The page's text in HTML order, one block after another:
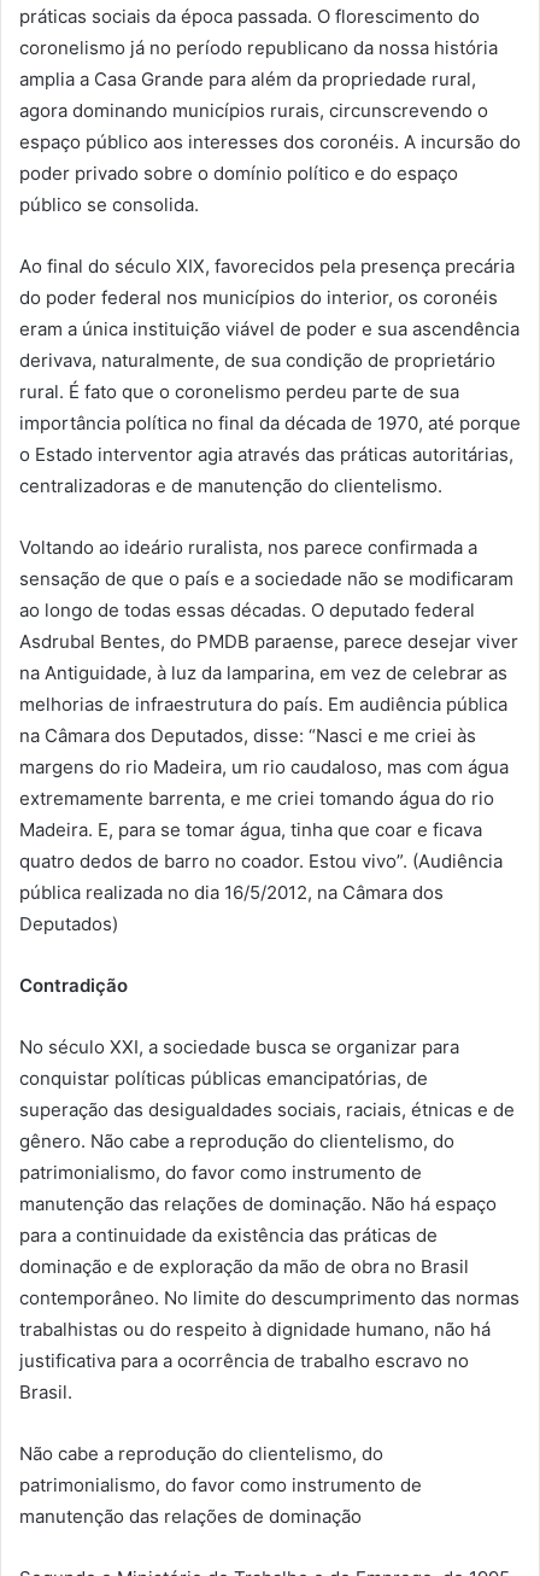
práticas sociais da época passada. O florescimento do
coronelismo já no período republicano da nossa história
amplia a Casa Grande para além da propriedade rural,
agora dominando municípios rurais, circunscrevendo o
espaço público aos interesses dos coronéis. A incursão do
poder privado sobre o domínio político e do espaço
público se consolida.
Ao final do século XIX, favorecidos pela presença precária
do poder federal nos municípios do interior, os coronéis
eram a única instituição viável de poder e sua ascendência
derivava, naturalmente, de sua condição de proprietário
rural. É fato que o coronelismo perdeu parte de sua
importância política no final da década de 1970, até porque
o Estado interventor agia através das práticas autoritárias,
centralizadoras e de manutenção do clientelismo.
Voltando ao ideário ruralista, nos parece confirmada a
sensação de que o país e a sociedade não se modificaram
ao longo de todas essas décadas. O deputado federal
Asdrubal Bentes, do PMDB paraense, parece desejar viver
na Antiguidade, à luz da lamparina, em vez de celebrar as
melhorias de infraestrutura do país. Em audiência pública
na Câmara dos Deputados, disse: “Nasci e me criei às
margens do rio Madeira, um rio caudaloso, mas com água
extremamente barrenta, e me criei tomando água do rio
Madeira. E, para se tomar água, tinha que coar e ficava
quatro dedos de barro no coador. Estou vivo”. (Audiência
pública realizada no dia 16/5/2012, na Câmara dos
Deputados)
Contradição
No século XXI, a sociedade busca se organizar para
conquistar políticas públicas emancipatórias, de
superação das desigualdades sociais, raciais, étnicas e de
gênero. Não cabe a reprodução do clientelismo, do
patrimonialismo, do favor como instrumento de
manutenção das relações de dominação. Não há espaço
para a continuidade da existência das práticas de
dominação e de exploração da mão de obra no Brasil
contemporâneo. No limite do descumprimento das normas
trabalhistas ou do respeito à dignidade humano, não há
justificativa para a ocorrência de trabalho escravo no
Brasil.
Não cabe a reprodução do clientelismo, do
patrimonialismo, do favor como instrumento de
manutenção das relações de dominação